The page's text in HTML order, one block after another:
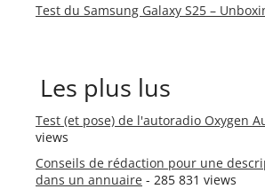
Test du Samsung Galaxy S25 –
Les plus lus
Test (et pose) de l'autoradio Oxygen
views
Conseils de rédaction pour une
dans un annuaire - 285 831 views